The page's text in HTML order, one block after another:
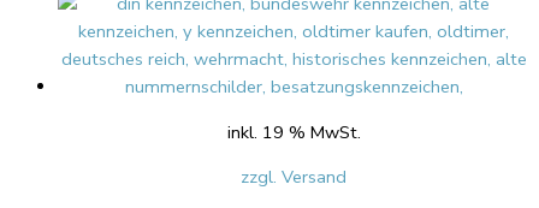
inkl. 19 % MwSt.
zzgl. Versand